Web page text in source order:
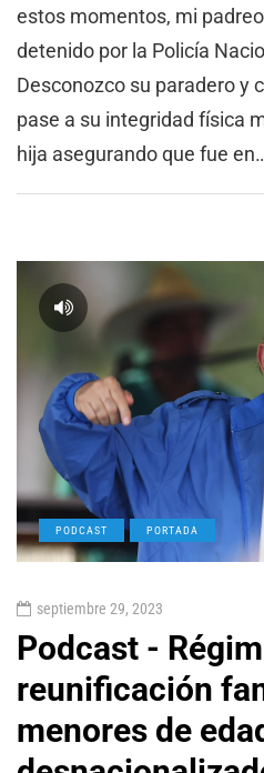
estos momentos, mi
detenido por la Policía
Desconozco su paradero y
pase a su integridad física
hija asegurando que fue
PODCAST PORTADA
septiembre 29, 2023
Podcast -
reunificación
menores de